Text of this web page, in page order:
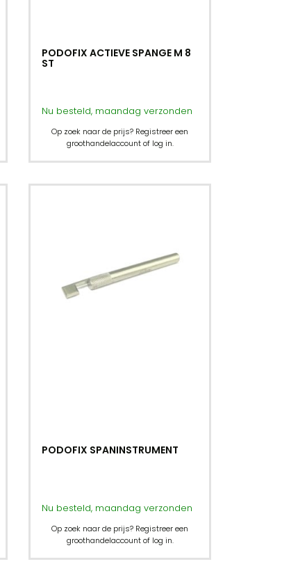
PODOFIX ACTIEVE SPANGE M 8
ST
Nu besteld, maandag verzonden
Op zoek naar de prijs? Registreer een
groothandelaccount of log in.
PODOFIX SPANINSTRUMENT
Nu besteld, maandag verzonden
Op zoek naar de prijs? Registreer een
groothandelaccount of log in.